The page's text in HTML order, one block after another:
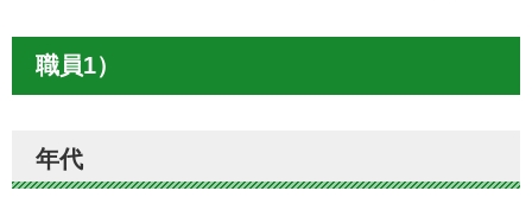
職員1）
年代